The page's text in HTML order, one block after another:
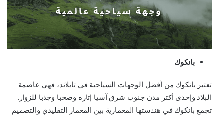
بانكوك
تعتبر بانكوك من أفضل الوجهات السياحية في تايلاند، فهي عاصمة
البلاد وإحدى أكثر مدن جنوب شرق آسيا إثارة وصخبا وجذبا للزوار.
تجمع بانكوك في هندستها المعمارية بين المعمار التقليدي والتصميم